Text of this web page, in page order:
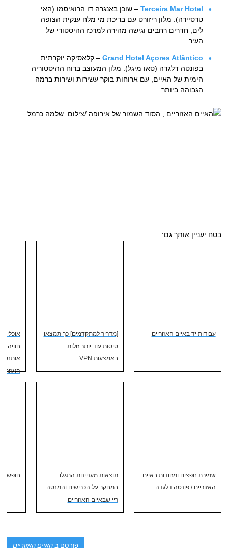
Terceira Mar Hotel– שוכן באנגרה דו הרואיסמו (האי
טרסיירה). מלון ריזורט עם בריכת מי מלח ענקית הצופה
לים, חדרים רחבים וגישה מהירה למרכז ההיסטורי של
העיר.
Grand Hotel Açores Atlântico– קלאסיקה יוקרתית
בפונטה דלגדה (סאו מיגל). מלון המעוצב ברוח ההיסטוריה
הימית של האיים, עם ארוחות בוקר עשירות ושירות ברמה
הגבוהה ביותר.
בטח יעניין אותך גם:
עבודות יד באיים האזוריים
[מדריך למתקדמים] כך תמצאו
טיסות עוד יותר זולות
באמצעות VPN
חוויה
שמירת חפצים ומזוודות באיים
האזוריים / פונטה דלגדה
תוצאות מעניינות התגלו
במחקר על הכרישים והמנטה
ריי שבאיים האזוריים
חופשה
פורסם בהאיים האזוריים